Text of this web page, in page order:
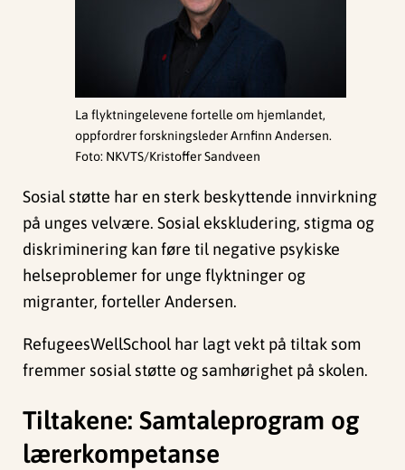
La flyktningelevene fortelle om hjemlandet,
oppfordrer forskningsleder Arnfinn Andersen.
Foto: NKVTS/Kristoffer Sandveen
Sosial støtte har en sterk beskyttende innvirkning
på unges velvære. Sosial ekskludering, stigma og
diskriminering kan føre til negative psykiske
helseproblemer for unge flyktninger og
migranter, forteller Andersen.
RefugeesWellSchool har lagt vekt på tiltak som
fremmer sosial støtte og samhørighet på skolen.
Tiltakene: Samtaleprogram og
lærerkompetanse